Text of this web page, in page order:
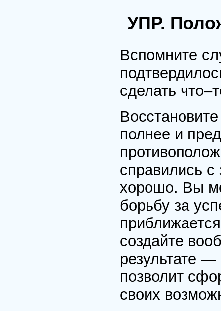
УПР.
Вспомните
сделать
полнее и
справились
хорошо. Вы
борьбу за
создайте
результате
позволит
своих